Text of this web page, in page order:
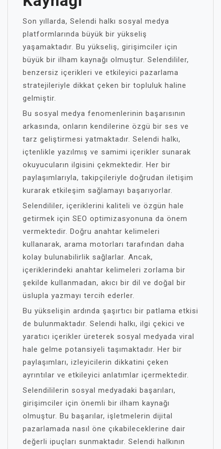
Son yıllarda, Selendi halkı sosyal medya
platformlarında büyük bir yükseliş
yaşamaktadır. Bu yükseliş, girişimciler için
büyük bir ilham kaynağı olmuştur. Selendililer,
benzersiz içerikleri ve etkileyici pazarlama
stratejileriyle dikkat çeken bir topluluk haline
gelmiştir.
Bu sosyal medya fenomenlerinin başarısının
arkasında, onların kendilerine özgü bir ses ve
tarz geliştirmesi yatmaktadır. Selendi halkı,
içtenlikle yazılmış ve samimi içerikler sunarak
okuyucuların ilgisini çekmektedir. Her bir
paylaşımlarıyla, takipçileriyle doğrudan iletişim
kurarak etkileşim sağlamayı başarıyorlar.
Selendililer, içeriklerini kaliteli ve özgün hale
getirmek için SEO optimizasyonuna da önem
vermektedir. Doğru anahtar kelimeleri
kullanarak, arama motorları tarafından daha
kolay bulunabilirlik sağlarlar. Ancak,
içeriklerindeki anahtar kelimeleri zorlama bir
şekilde kullanmadan, akıcı bir dil ve doğal bir
üslupla yazmayı tercih ederler.
Bu yükselişin ardında şaşırtıcı bir patlama etkisi
de bulunmaktadır. Selendi halkı, ilgi çekici ve
yaratıcı içerikler üreterek sosyal medyada viral
hale gelme potansiyeli taşımaktadır. Her bir
paylaşımları, izleyicilerin dikkatini çeken
ayrıntılar ve etkileyici anlatımlar içermektedir.
Selendililerin sosyal medyadaki başarıları,
girişimciler için önemli bir ilham kaynağı
olmuştur. Bu başarılar, işletmelerin dijital
pazarlamada nasıl öne çıkabileceklerine dair
değerli ipuçları sunmaktadır. Selendi halkının